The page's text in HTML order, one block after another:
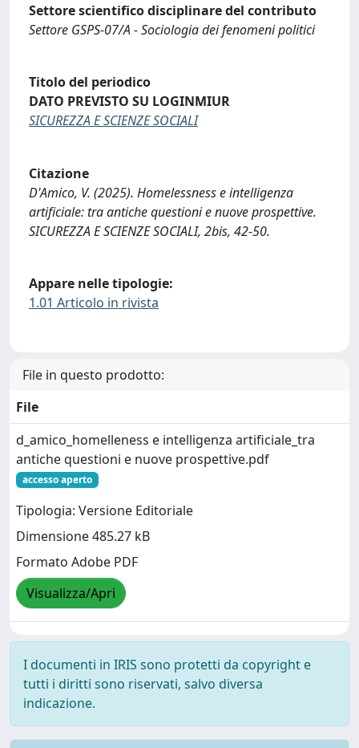
Settore scientifico disciplinare del contributo
Settore GSPS-07/A - Sociologia dei fenomeni politici
Titolo del periodico
DATO PREVISTO SU LOGINMIUR
SICUREZZA E SCIENZE SOCIALI
Citazione
D'Amico, V. (2025). Homelessness e intelligenza
artificiale: tra antiche questioni e nuove prospettive.
SICUREZZA E SCIENZE SOCIALI, 2bis, 42-50.
Appare nelle tipologie:
1.01 Articolo in rivista
File in questo prodotto:
File
d_amico_homelleness e intelligenza artificiale_tra
antiche questioni e nuove prospettive.pdf
accesso aperto
Tipologia: Versione Editoriale
Dimensione 485.27 kB
Formato Adobe PDF
Visualizza/Apri
I documenti in IRIS sono protetti da copyright e
tutti i diritti sono riservati, salvo diversa
indicazione.